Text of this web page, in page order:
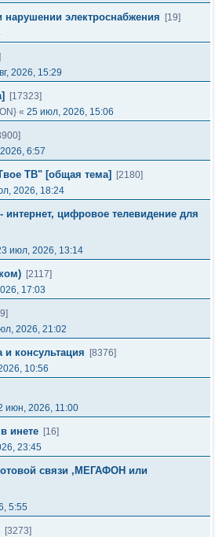
нарушении электроснабжения
[19]
2026, 15:29
[17323]
« 25 июл, 2026, 15:06
6:57
ТВ" [общая тема]
[2180]
2026, 18:24
цифровое телевидение для
июл, 2026, 13:14
[2117]
17:03
2026, 21:02
консультация
[8376]
10:56
июн, 2026, 11:00
инете [16]
23:45
связи ,МЕГАФОН или
5:55
[3273]